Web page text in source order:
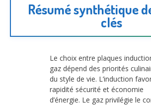
Résumé synthétique
clés
Le choix entre plaques
gaz dépend des priorités
du style de vie. L’induction
rapidité sécurité et économie
d’énergie. Le gaz privilégie le